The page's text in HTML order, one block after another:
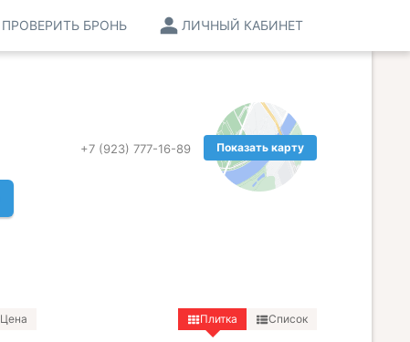
ЛИЧНЫЙ КАБИНЕТ
ПРОВЕРИТЬ БРОНЬ
Показать карту
+7 (923) 777-16-89
Цена Плитка Список